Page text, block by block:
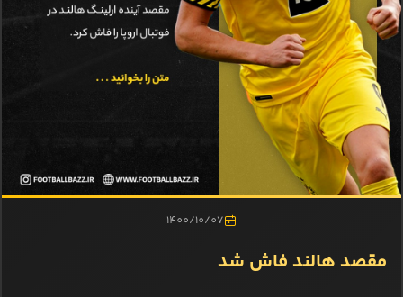
1400/10/07
مقصد هالند فاش شد